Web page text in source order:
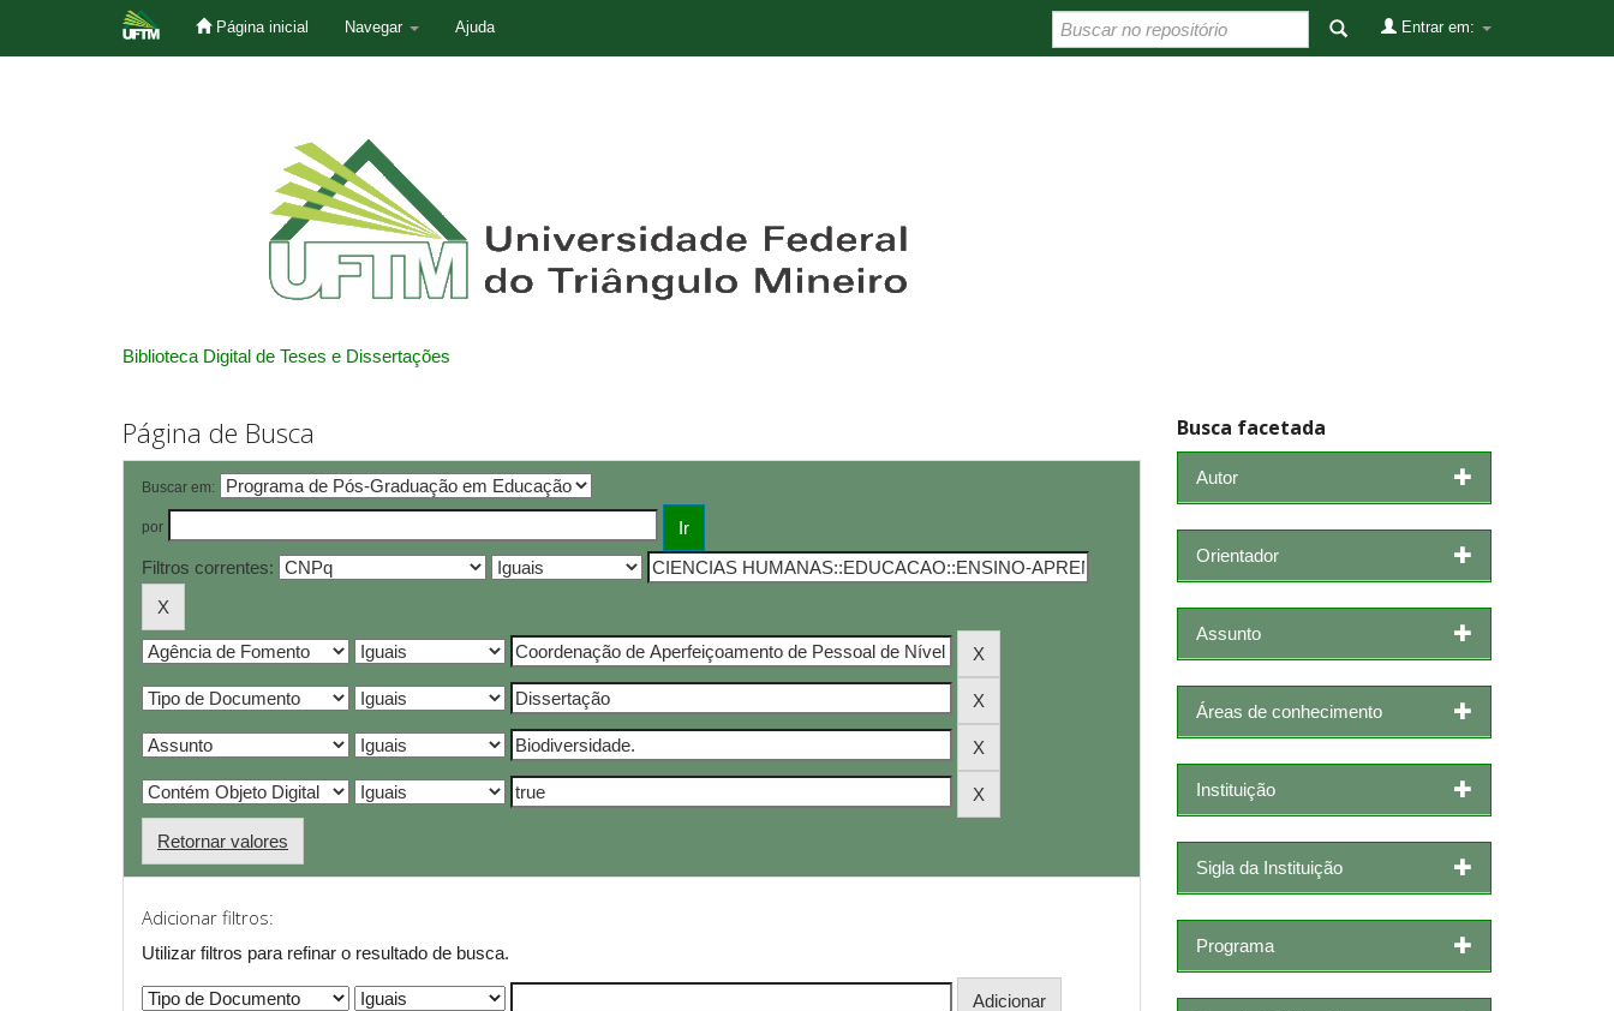
Página inicial Navegar Ajuda Entrar em:
Biblioteca Digital de Teses e Dissertações
Página de Busca
Buscar em:
por
Filtros correntes:
Retornar valores
Adicionar filtros:
Utilizar filtros para refinar o resultado de busca.
Busca facetada
Autor
Orientador
Assunto
Áreas de conhecimento
Instituição
Sigla da Instituição
Programa